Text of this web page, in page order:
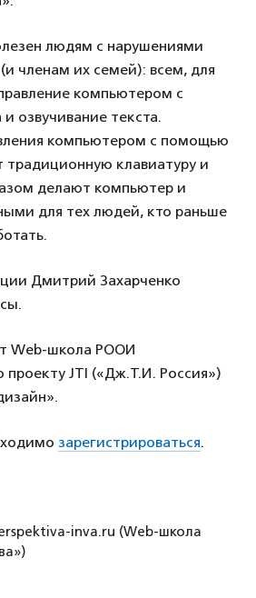
людям с нарушениями
членам их семей): всем, для
компьютером с
озвучивание текста.
компьютером с помощью
традиционную клавиатуру и
делают компьютер и
для тех людей, кто раньше
Дмитрий Захарченко
Web-школа РООИ
проекту JTI («Дж.Т.И. Россия»)
зарегистрироваться.
inva.ru (Web-школа